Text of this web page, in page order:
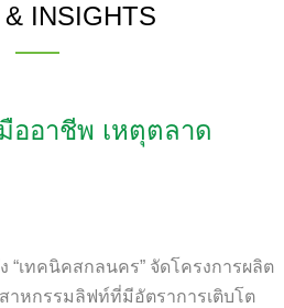
INSIGHTS
ออาชีพ เหตุตลาด
“เทคนิคสกลนคร” จัดโครงการผลิต
หกรรมลิฟท์ที่มีอัตราการเติบโต